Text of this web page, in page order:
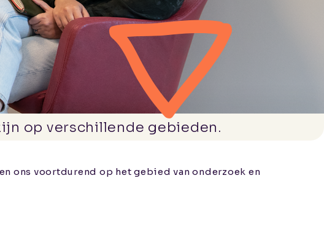
op verschillende gebieden.
ons voortdurend op het gebied van onderzoek en